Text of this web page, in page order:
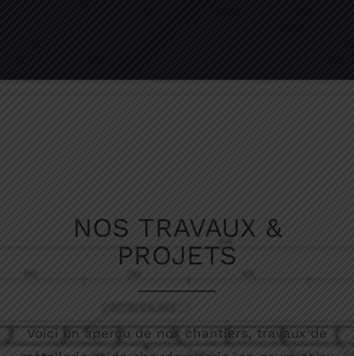
NOS TRAVAUX &
PROJETS
Voici un aperçu de nos chantiers, travaux de